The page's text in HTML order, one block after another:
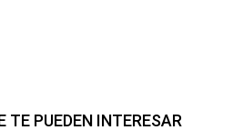
TE PUEDEN INTERESAR